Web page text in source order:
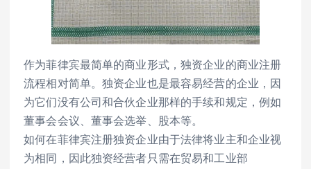
作为菲律宾最简单的商业形式，独资企业的商业注册
流程相对简单。独资企业也是最容易经营的企业，因
为它们没有公司和合伙企业那样的手续和规定，例如
董事会会议、董事会选举、股本等。
如何在菲律宾注册独资企业由于法律将业主和企业视
为相同，因此独资经营者只需在贸易和工业部